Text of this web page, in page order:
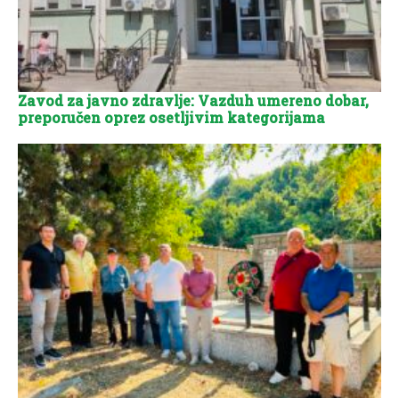
Zavod za javno zdravlje: Vazduh umereno dobar,
preporučen oprez osetljivim kategorijama